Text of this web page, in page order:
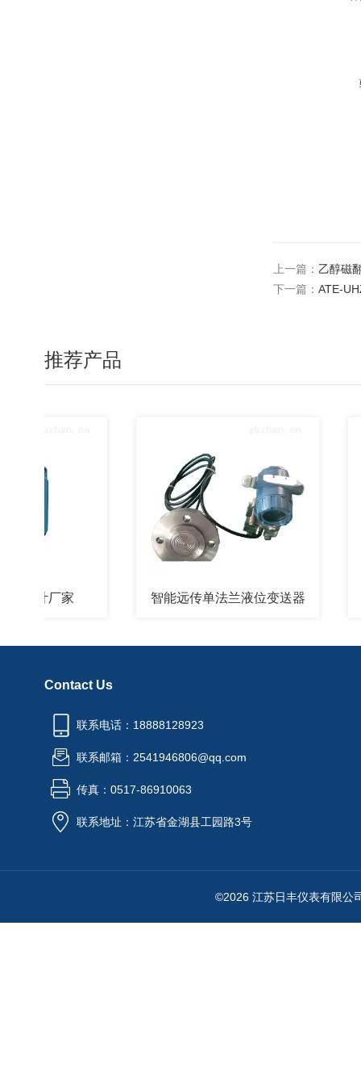
上一篇： 乙醇磁
下一篇： ATE-
推荐产品
智能远传单法兰液位变送器
Contact Us
联系电话：18888128923
联系邮箱：2541946806@qq.com
传真：0517-86910063
联系地址：江苏省金湖县工园路3号
©2026 江苏日丰仪表有限公